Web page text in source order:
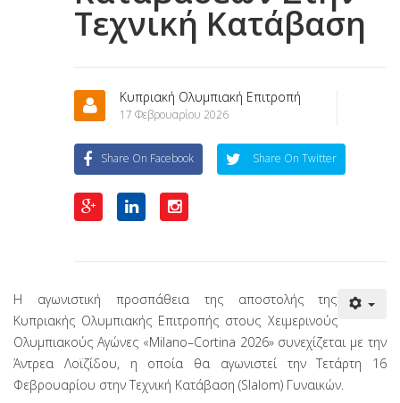
Τεχνική Κατάβαση
Κυπριακή Ολυμπιακή Επιτροπή
17 Φεβρουαρίου 2026
Share On Facebook Share On Twitter
Η αγωνιστική προσπάθεια της αποστολής της
Κυπριακής Ολυμπιακής Επιτροπής στους Χειμερινούς
Ολυμπιακούς Αγώνες «Milano–Cortina 2026» συνεχίζεται με την
Άντρεα Λοϊζίδου, η οποία θα αγωνιστεί την Τετάρτη 16
Φεβρουαρίου στην Τεχνική Κατάβαση (Slalom) Γυναικών.